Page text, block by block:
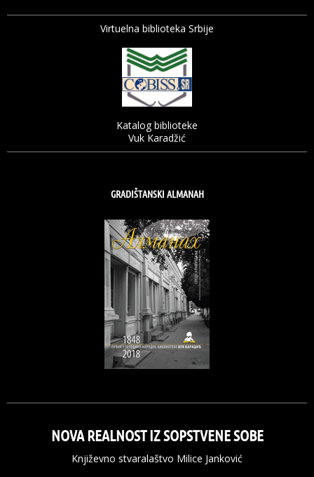
Virtuelna biblioteka Srbije
Katalog biblioteke
Vuk Karadžić
GRADIŠTANSKI ALMANAH
NOVA REALNOST IZ SOPSTVENE SOBE
Književno stvaralaštvo Milice Janković